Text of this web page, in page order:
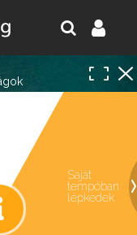
azonosságok,
Saját
tempóban
lépkedek